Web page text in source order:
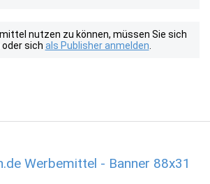
nutzen zu können, müssen Sie sich
sich als Publisher anmelden
Werbemittel - Banner 88x31